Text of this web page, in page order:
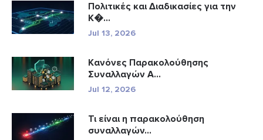
Πολιτικές και Διαδικασίες για την
Κ�...
Jul 13, 2026
Κανόνες Παρακολούθησης
Συναλλαγών A...
Jul 12, 2026
Τι είναι η παρακολούθηση
συναλλαγών...